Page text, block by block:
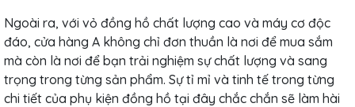
Ngoài ra, với vỏ đồng hồ chất lượng cao và máy cơ độc
đáo, cửa hàng A không chỉ đơn thuần là nơi để mua sắm
mà còn là nơi để bạn trải nghiệm sự chất lượng và sang
trọng trong từng sản phẩm. Sự tỉ mỉ và tinh tế trong từng
chi tiết của phụ kiện đồng hồ tại đây chắc chắn sẽ làm hài